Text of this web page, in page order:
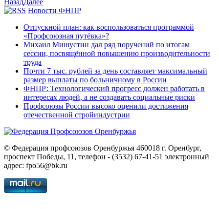
Новости ФНПР
Отпускной план: как воспользоваться программой
«Профсоюзная путёвка»?
Михаил Мишустин дал ряд поручений по итогам
сессии, посвящённой повышению производительности
труда
Почти 7 тыс. рублей за день составляет максимальный
размер выплаты по больничному в России
ФНПР: Технологический прогресс должен работать в
интересах людей, а не создавать социальные риски
Профсоюзы России высоко оценили достижения
отечественной стройиндустрии
© Федерация профсоюзов Оренбуржья 460018 г. Оренбург,
проспект Победы, 11, телефон - (3532) 67-41-51 электронный
адрес: fpo56@bk.ru